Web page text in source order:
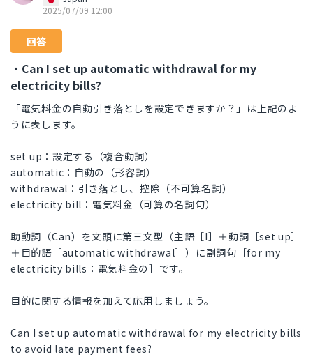
2025/07/09 12:00
回答
・Can I set up automatic withdrawal for my
electricity bills?
「電気料金の自動引き落としを設定できますか？」は上記のよ
うに表します。
set up：設定する（複合動詞）
automatic：自動の（形容詞）
withdrawal：引き落とし、控除（不可算名詞）
electricity bill：電気料金（可算の名詞句）
助動詞（Can）を文頭に第三文型（主語［I］＋動詞［set up］
＋目的語［automatic withdrawal］）に副詞句［for my
electricity bills：電気料金の］です。
目的に関する情報を加えて応用しましょう。
Can I set up automatic withdrawal for my electricity bills
to avoid late payment fees?